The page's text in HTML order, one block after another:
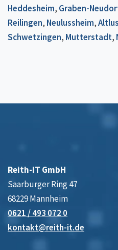
Heddesheim, Graben-
Reilingen, Neulussheim,
Schwetzingen, Mutterstadt,
Reith-IT GmbH
Saarburger Ring 47
68229 Mannheim
0621 / 493 072 0
kontakt@reith-it.de